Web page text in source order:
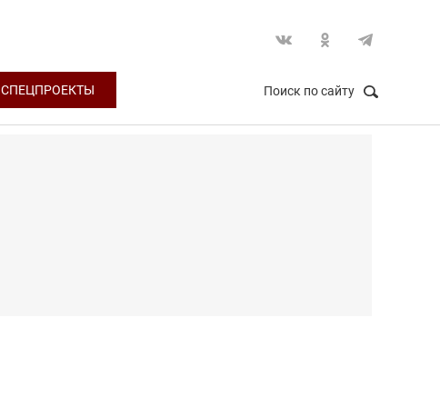
СПЕЦПРОЕКТЫ Поиск по сайту